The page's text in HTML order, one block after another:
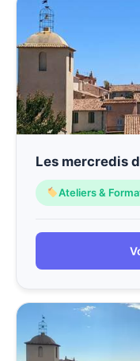
Les mercredis
Ateliers &